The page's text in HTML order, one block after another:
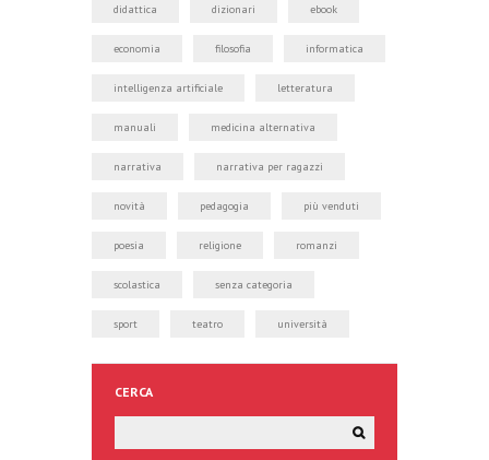
didattica dizionari ebook
economia filosofia informatica
intelligenza artificiale letteratura
manuali medicina alternativa
narrativa narrativa per ragazzi
novità pedagogia più venduti
poesia religione romanzi
scolastica senza categoria
sport teatro università
CERCA